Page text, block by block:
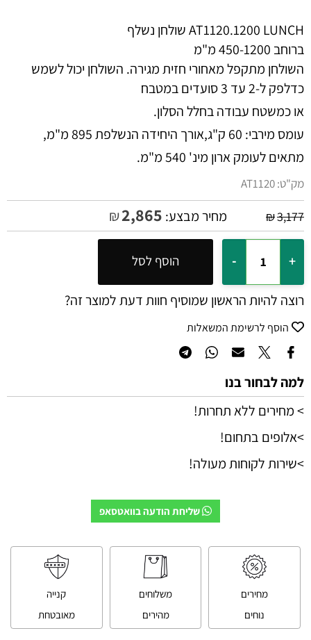
AT1120.1200 LUNCH שולחן נשלף
ברוחב 450-1200 מ"מ
השולחן מתקפל מאחורי חזית מגירה. השולחן יכול לשמש
כדלפק ל-2 עד 3 סועדים במטבח
או כמשטח עבודה בחלל הסלון.
עומס מירבי: 60 ק"ג,אורך היחידה הנשלפת 895 מ"מ,
מתאים לעומק ארון מינ' 540 מ"מ.
מק"ט:AT1120
₪3,177 מחיר מבצע: ₪2,865
הוסף לסל
רוצה להיות הראשון שמוסיף חוות דעת למוצר זה?
הוסף לרשימת המשאלות
למה לבחור בנו
> מחירים ללא תחרות!
>אלופים בתחום!
>שירות לקוחות מעולה!
שליחת הודעה בוואטסאפ
מחירים
נוחים
משלוחים
מהירים
קנייה
מאובטחת